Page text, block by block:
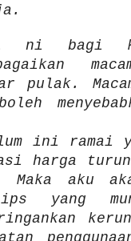
ni bagi
pulak.
ini ramai
harga
aku
yang